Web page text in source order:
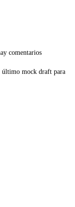
comentarios
último mock draft para